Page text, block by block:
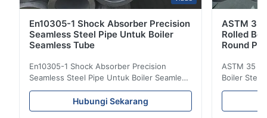
En10305-1 Shock Absorber Precision
Seamless Steel Pipe Untuk Boiler
Seamless Tube
En10305-1 Shock Absorber Precision
Seamless Steel Pipe Untuk Boiler Seamless
Tube Tabung baja presisi mulus Untuk
digunakan dalam sistem hidrolik, mobil dan
suku cadang mesin presisi untuk mobil dan
Hubungi Sekarang
ASTM 35
Rolled
Round
ASTM 35 #
Boiler Steel
Lehgth
Industri